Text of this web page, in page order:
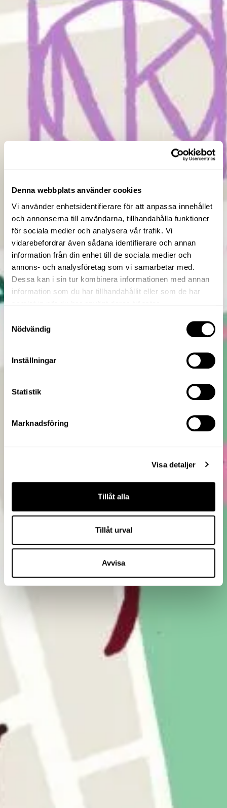
Denna webbplats använder cookies
Vi använder enhetsidentifierare för att anpassa innehållet
och annonserna till användarna, tillhandahålla funktioner
för sociala medier och analysera vår trafik. Vi
vidarebefordrar även sådana identifierare och annan
information från din enhet till de sociala medier och
annons- och analysföretag som vi samarbetar med.
Dessa kan i sin tur kombinera informationen med annan
information som du har tillhandahållit eller som de har
Nödvändig
Inställningar
Statistik
Marknadsföring
Visa detaljer
Tillåt alla
Tillåt urval
Avvisa